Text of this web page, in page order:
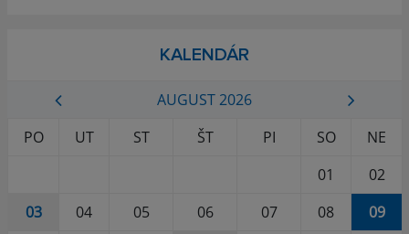
KALENDÁR
AUGUST 2026
PO
UT ST ŠT PI SO
NE
01
02
03
04 05 06 07 08
09